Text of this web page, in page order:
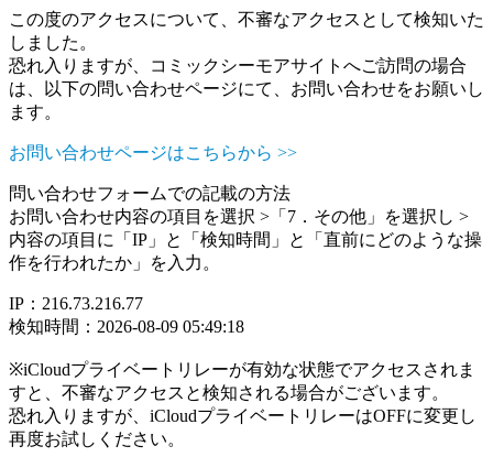
この度のアクセスについて、不審なアクセスとして検知いた
しました。
恐れ入りますが、コミックシーモアサイトへご訪問の場合
は、以下の問い合わせページにて、お問い合わせをお願いし
ます。
お問い合わせページはこちらから >>
問い合わせフォームでの記載の方法
お問い合わせ内容の項目を選択 >「7．その他」を選択し >
内容の項目に「IP」と「検知時間」と「直前にどのような操
作を行われたか」を入力。
IP：216.73.216.77
検知時間：2026-08-09 05:49:18
※iCloudプライベートリレーが有効な状態でアクセスされま
すと、不審なアクセスと検知される場合がございます。
恐れ入りますが、iCloudプライベートリレーはOFFに変更し
再度お試しください。